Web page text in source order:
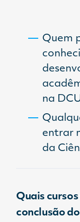
Quem
na
entrar
da
Quais
conclusão